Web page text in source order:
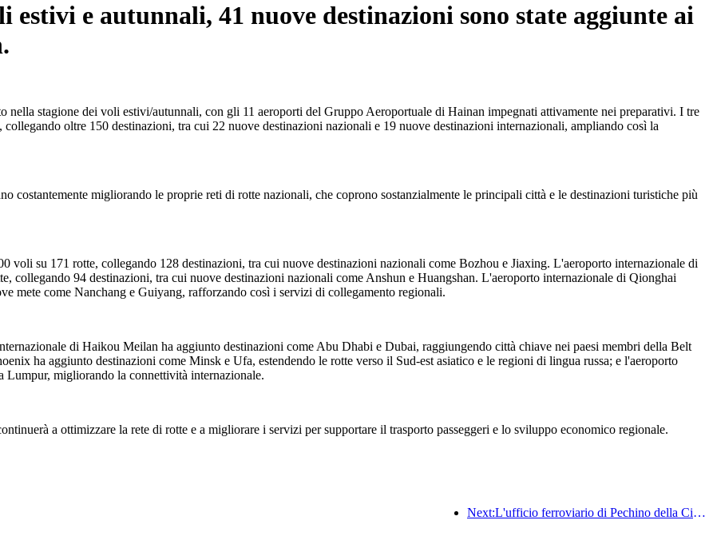
e autunnali, 41 nuove destinazioni sono state aggiunte ai
nella stagione dei voli estivi/autunnali, con gli 11 aeroporti del Gruppo Aeroportuale di Hainan impegnati attivamente nei preparativi. I tre
oltre 150 destinazioni, tra cui 22 nuove destinazioni nazionali e 19 nuove destinazioni internazionali, ampliando così la
costantemente migliorando le proprie reti di rotte nazionali, che coprono sostanzialmente le principali città e le destinazioni turistiche più
voli su 171 rotte, collegando 128 destinazioni, tra cui nuove destinazioni nazionali come Bozhou e Jiaxing. L'aeroporto internazionale di
collegando 94 destinazioni, tra cui nuove destinazioni nazionali come Anshun e Huangshan. L'aeroporto internazionale di Qionghai
mete come Nanchang e Guiyang, rafforzando così i servizi di collegamento regionali.
di Haikou Meilan ha aggiunto destinazioni come Abu Dhabi e Dubai, raggiungendo città chiave nei paesi membri della Belt
ha aggiunto destinazioni come Minsk e Ufa, estendendo le rotte verso il Sud-est asiatico e le regioni di lingua russa; e l'aeroporto
Lumpur, migliorando la connettività internazionale.
a ottimizzare la rete di rotte e a migliorare i servizi per supportare il trasporto passeggeri e lo sviluppo economico regionale.
Next:L'ufficio ferroviario di Pechino della Cina ha avviato il servizio di trasporto passeggeri per le festività del Festival di Qingming, prevedendo di trasportare 7,37 milioni di passeggeri.